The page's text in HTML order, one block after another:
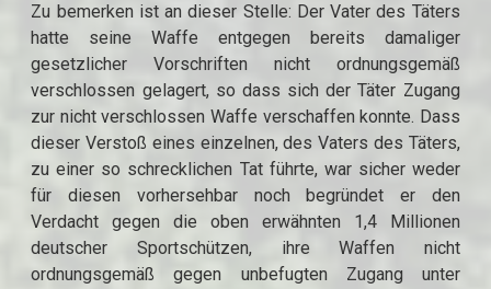
Zu bemerken ist an dieser Stelle: Der Vater des Täters
hatte seine Waffe entgegen bereits damaliger
gesetzlicher Vorschriften nicht ordnungsgemäß
verschlossen gelagert, so dass sich der Täter Zugang
zur nicht verschlossen Waffe verschaffen konnte. Dass
dieser Verstoß eines einzelnen, des Vaters des Täters,
zu einer so schrecklichen Tat führte, war sicher weder
für diesen vorhersehbar noch begründet er den
Verdacht gegen die oben erwähnten 1,4 Millionen
deutscher Sportschützen, ihre Waffen nicht
ordnungsgemäß gegen unbefugten Zugang unter